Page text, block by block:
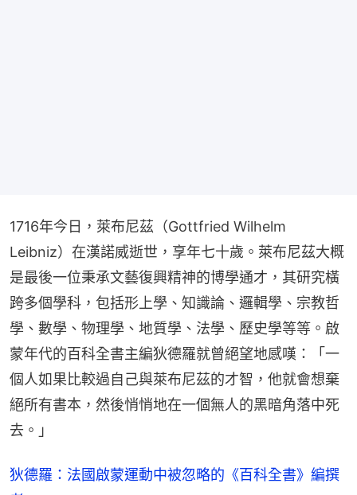
1716年今日，萊布尼茲（Gottfried Wilhelm
Leibniz）在漢諾威逝世，享年七十歲。萊布尼茲大概
是最後一位秉承文藝復興精神的博學通才，其研究橫
跨多個學科，包括形上學、知識論、邏輯學、宗教哲
學、數學、物理學、地質學、法學、歷史學等等。啟
蒙年代的百科全書主編狄德羅就曾絕望地感嘆：「一
個人如果比較過自己與萊布尼茲的才智，他就會想棄
絕所有書本，然後悄悄地在一個無人的黑暗角落中死
去。」
狄德羅：法國啟蒙運動中被忽略的《百科全書》編撰